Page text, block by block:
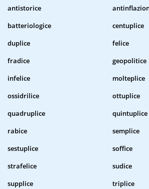
antistorice
batteriologice
centuplice
duplice
felice
fradice
geopolitice
infelice
molteplice
ossidrilice
ottuplice
quadruplice
quintuplice
rabice
semplice
sestuplice
soffice
strafelice
sudice
supplice
triplice